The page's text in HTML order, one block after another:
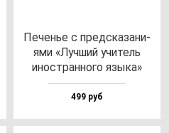
Печенье с пред­ска­за­ни­
ями «Луч­ший учи­тель
инос­тран­но­го язы­ка»
499 руб